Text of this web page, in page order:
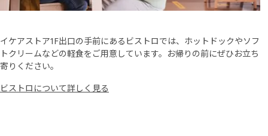
イケアストア1F出口の手前にあるビストロでは、ホットドックやソフ
トクリームなどの軽食をご用意しています。お帰りの前にぜひお立ち
寄りください。
ビストロについて詳しく見る